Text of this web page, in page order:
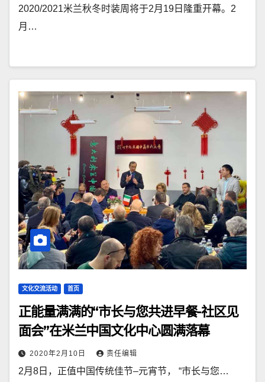
2020/2021米兰秋冬时装周将于2月19日隆重开幕。2
月…
文化交流活动 首页
正能量满满的“市长与您共进早餐-社区见
面会”在米兰中国文化中心圆满落幕
2020年2月10日 责任编辑
2月8日，正值中国传统佳节–元宵节， “市长与您…